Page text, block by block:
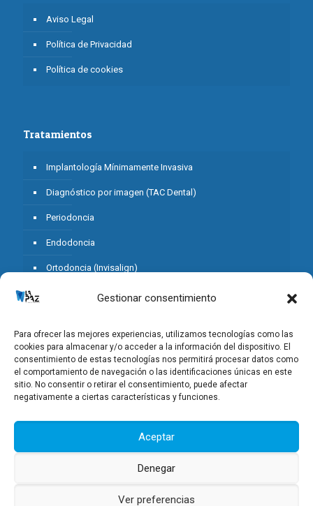
Gestionar consentimiento
Para ofrecer las mejores experiencias, utilizamos tecnologías como las
cookies para almacenar y/o acceder a la información del dispositivo. El
consentimiento de estas tecnologías nos permitirá procesar datos como
el comportamiento de navegación o las identificaciones únicas en este
sitio. No consentir o retirar el consentimiento, puede afectar
negativamente a ciertas características y funciones.
Aceptar
Denegar
Ver preferencias
Aviso Legal
Política de Privacidad
Política de cookies
Tratamientos
Implantología Mínimamente Invasiva
Diagnóstico por imagen (TAC Dental)
Periodoncia
Endodoncia
Ortodoncia (Invisalign)
Estética Dental
Prótesis sobre Implantes
Cirugía Oral
Prevención